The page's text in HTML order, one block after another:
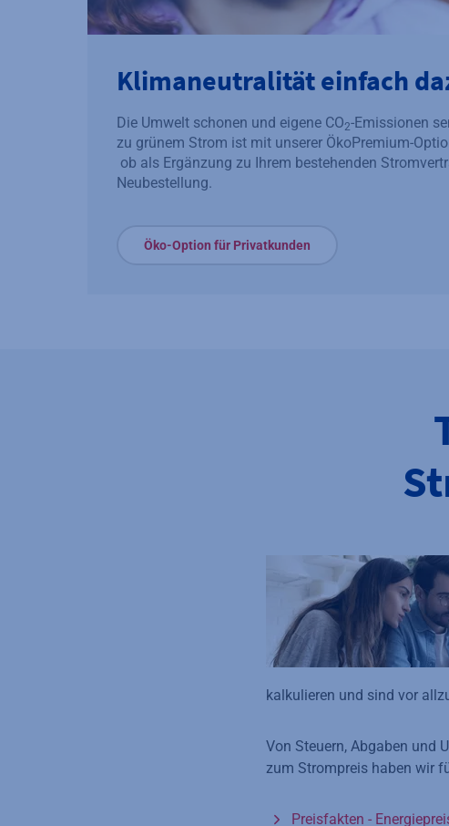
Klimaneutralität einfach
Die Umwelt schonen und eigene CO2-Emissionen
zu grünem Strom ist mit unserer ÖkoPremium-
ob als Ergänzung zu Ihrem bestehenden
Neubestellung.
Öko-Option für Privatkunden
kalkulieren und sind vor
Von Steuern, Abgaben und
zum Strompreis haben wir
Preisfakten -